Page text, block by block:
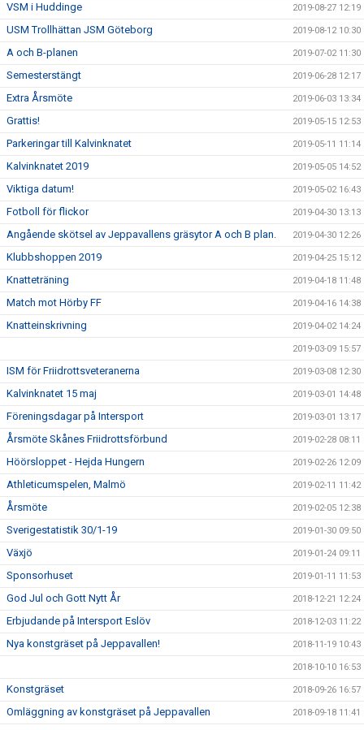
VSM i Huddinge 2019-08-27 12:19
USM Trollhättan JSM Göteborg 2019-08-12 10:30
A och B-planen 2019-07-02 11:30
Semesterstängt 2019-06-28 12:17
Extra Årsmöte 2019-06-03 13:34
Grattis! 2019-05-15 12:53
Parkeringar till Kalvinknatet 2019-05-11 11:14
Kalvinknatet 2019 2019-05-05 14:52
Viktiga datum! 2019-05-02 16:43
Fotboll för flickor 2019-04-30 13:13
Angående skötsel av Jeppavallens gräsytor A och B plan. 2019-04-30 12:26
Klubbshoppen 2019 2019-04-25 15:12
Knatteträning 2019-04-18 11:48
Match mot Hörby FF 2019-04-16 14:38
Knatteinskrivning 2019-04-02 14:24
2019-03-09 15:57
ISM för Friidrottsveteranerna 2019-03-08 12:30
Kalvinknatet 15 maj 2019-03-01 14:48
Föreningsdagar på Intersport 2019-03-01 13:17
Årsmöte Skånes Friidrottsförbund 2019-02-28 08:11
Höörsloppet - Hejda Hungern 2019-02-26 12:09
Athleticumspelen, Malmö 2019-02-11 11:42
Årsmöte 2019-02-05 12:38
Sverigestatistik 30/1-19 2019-01-30 09:50
Växjö 2019-01-24 09:11
Sponsorhuset 2019-01-11 11:53
God Jul och Gott Nytt År 2018-12-21 12:24
Erbjudande på Intersport Eslöv 2018-12-03 11:22
Nya konstgräset på Jeppavallen! 2018-11-19 10:43
2018-10-10 16:53
Konstgräset 2018-09-26 16:57
Omläggning av konstgräset på Jeppavallen 2018-09-18 11:41